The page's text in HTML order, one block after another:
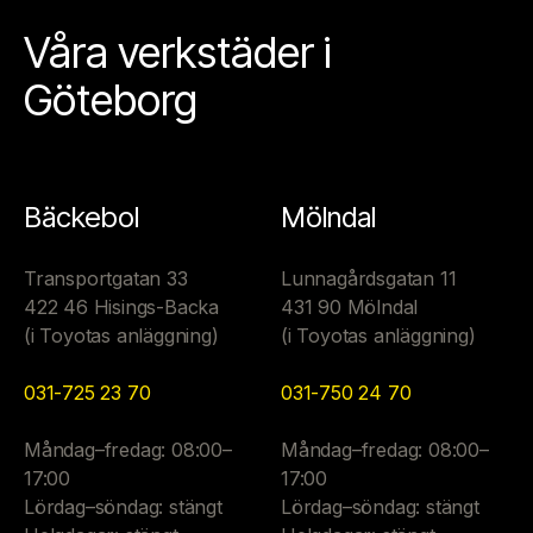
Våra verkstäder i
Göteborg
Bäckebol
Transportgatan 33
422 46 Hisings-Backa
(i Toyotas anläggning)
031-725 23 70
Måndag–fredag: 08:00–
17:00
Lördag–söndag: stängt
Mölndal
Lunnagårdsgatan 11
431 90 Mölndal
(i Toyotas anläggning)
031-750 24 70
Måndag–fredag: 08:00–
17:00
Lördag–söndag: stängt